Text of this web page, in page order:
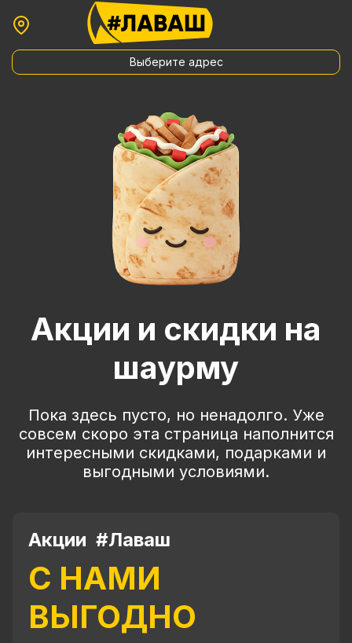
Выберите адрес
Акции и скидки на
шаурму
Пока здесь пусто, но ненадолго. Уже
совсем скоро эта страница наполнится
интересными скидками, подарками и
выгодными условиями.
Акции #Лаваш
С НАМИ
ВЫГОДНО